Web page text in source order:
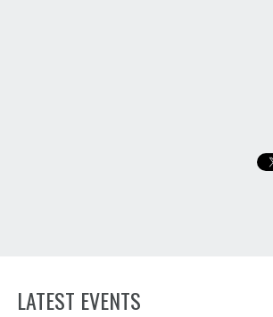
LATEST EVENTS